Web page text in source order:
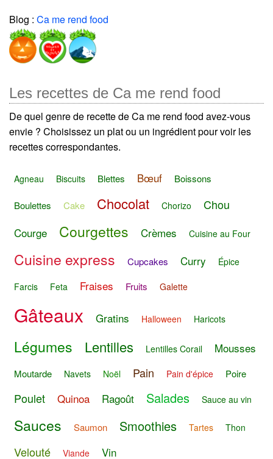
Blog : Ca me rend food
Les recettes de Ca me rend food
De quel genre de recette de Ca me rend food avez-vous
envie ? Choisissez un plat ou un ingrédient pour voir les
recettes correspondantes.
Agneau Biscuits Blettes Bœuf Boissons
Boulettes Cake Chocolat Chorizo Chou
Courge Courgettes Crèmes Cuisine au Four
Cuisine express Cupcakes Curry Épice
Farcis Feta Fraises Fruits Galette
Gâteaux Gratins Halloween Haricots
Légumes Lentilles Lentilles Corail Mousses
Moutarde Navets Noël Pain Pain d'épice Poire
Poulet Quinoa Ragoût Salades Sauce au vin
Sauces Saumon Smoothies Tartes Thon
Velouté Viande Vin